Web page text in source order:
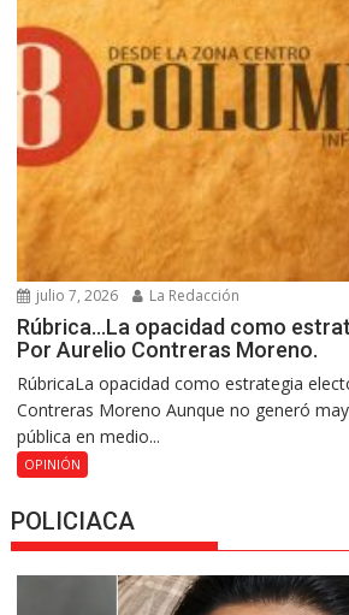
julio 7, 2026 La Redacción
Rúbrica…La opacidad como
Por Aurelio Contreras Moreno.
RúbricaLa opacidad como estrategia
Contreras Moreno Aunque no generó
pública en medio...
OPINIÓN
POLICIACA